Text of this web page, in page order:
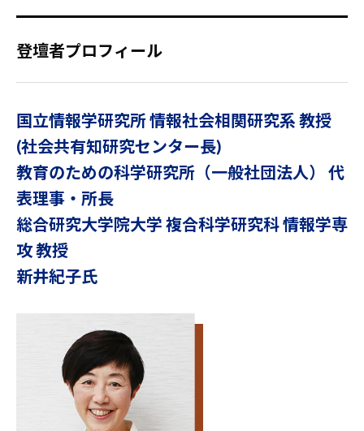
登壇者プロフィール
国立情報学研究所 情報社会相関研究系 教授
(社会共有知研究センター長)
教育のための科学研究所（一般社団法人） 代
表理事・所長
総合研究大学院大学 複合科学研究科 情報学専
攻 教授
新井紀子氏